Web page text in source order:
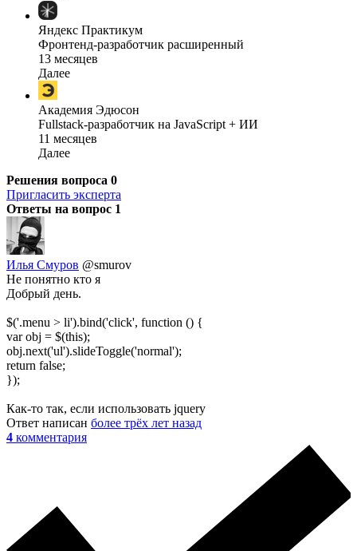
Яндекс Практикум
Фронтенд-разработчик расширенный
13 месяцев
Далее
Академия Эдюсон
Fullstack-разработчик на JavaScript + ИИ
11 месяцев
Далее
Решения вопроса 0
Пригласить эксперта
Ответы на вопрос 1
Илья Смуров @smurov
Не понятно кто я
Добрый день.
$('.menu > li').bind('click', function () {
var obj = $(this);
obj.next('ul').slideToggle('normal');
return false;
});
Как-то так, если использовать jquery
Ответ написан более трёх лет назад
4 комментария